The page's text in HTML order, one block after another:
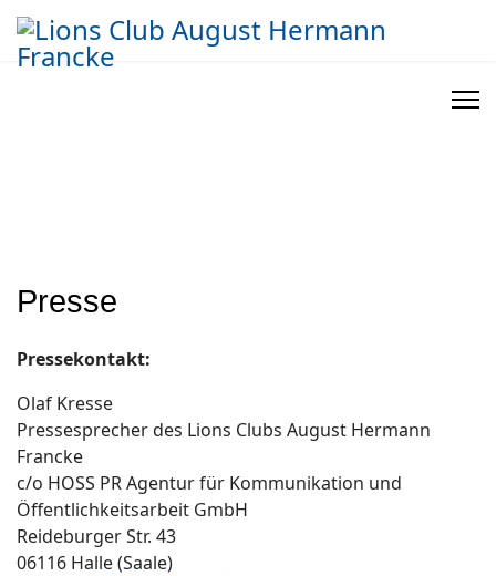
Presse
Pressekontakt:
Olaf Kresse
Pressesprecher des Lions Clubs August Hermann
Francke
c/o HOSS PR Agentur für Kommunikation und
Öffentlichkeitsarbeit GmbH
Reideburger Str. 43
06116 Halle (Saale)